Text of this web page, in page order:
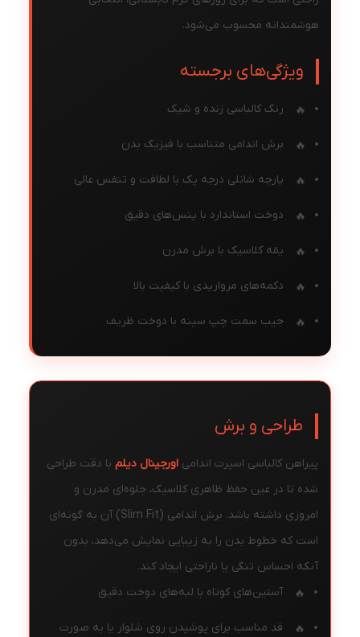
هوشمندانه محسوب می‌شود.
ویژگی‌های برجسته
رنگ کالباسی زنده و شیک
برش اندامی متناسب با فیزیک بدن
پارچه شانلی درجه یک با لطافت و تنفس عالی
دوخت استاندارد با پنس‌های دقیق
یقه کلاسیک با برش مدرن
دکمه‌های مرواریدی با کیفیت بالا
جیب سمت چپ سینه با دوخت ظریف
طراحی و برش
پیراهن کالباسی اسپرت اندامی اورجینال دیلم با دقت طراحی
شده تا در عین حفظ ظاهری کلاسیک، جلوه‌ای مدرن و
امروزی داشته باشد. برش اندامی (Slim Fit) آن به گونه‌ای
است که خطوط بدن را به زیبایی نمایش می‌دهد، بدون
آنکه احساس تنگی یا ناراحتی ایجاد کند.
آستین‌های کوتاه با لبه‌های دوخت دقیق
قد مناسب برای پوشیدن روی شلوار یا به صورت